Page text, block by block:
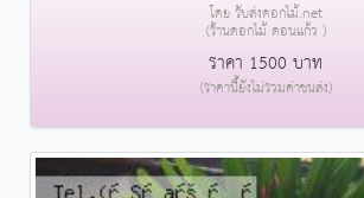
โดย รับส่งดอกไม้.net
(ร้านดอกไม้ ดอนแก้ว )
ราคา 1500 บาท
(ราคานี้ยังไม่รวมค่าขนส่ง)